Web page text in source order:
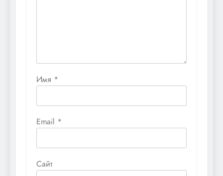
Имя *
Email *
Сайт